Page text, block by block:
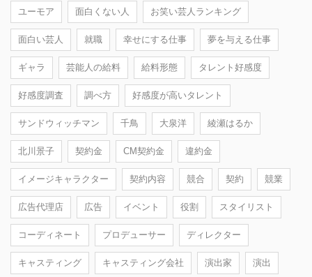
ユーモア 面白くない人 お笑い芸人ランキング
面白い芸人 就職 幸せにする仕事 夢を与える仕事
ギャラ 芸能人の給料 給料形態 タレント好感度
好感度調査 調べ方 好感度が高いタレント
サンドウィッチマン 千鳥 大泉洋 綾瀬はるか
北川景子 契約金 CM契約金 違約金
イメージキャラクター 契約内容 競合 契約 競業
広告代理店 広告 イベント 役割 スタイリスト
コーディネート プロデューサー ディレクター
キャスティング キャスティング会社 演出家 演出